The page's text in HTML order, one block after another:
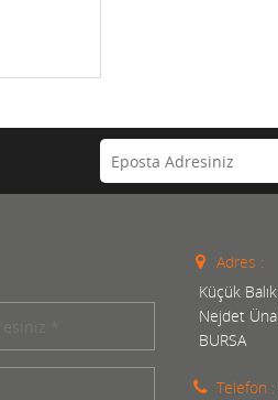
Adres :
Küçük
Nejdet
BURSA
Telefon :